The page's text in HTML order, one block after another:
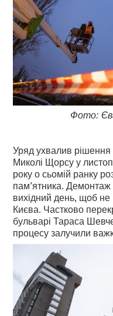
Фото:
Уряд ухвалив
Миколі Щорсу у
року о сьомій ранку
пам’ятника.
вихідний день, щоб не
Києва. Частково
бульварі Тараса
процесу залучили